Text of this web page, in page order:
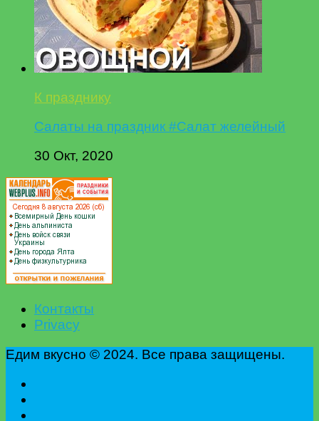
К празднику
Салаты на праздник #Салат желейный
30 Окт, 2020
Контакты
Privacy
Едим вкусно © 2024. Все права защищены.